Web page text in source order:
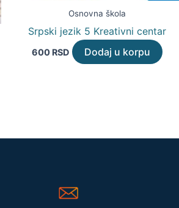
Osnovna škola
Srpski jezik 5 Kreativni centar
600 RSD Dodaj u korpu